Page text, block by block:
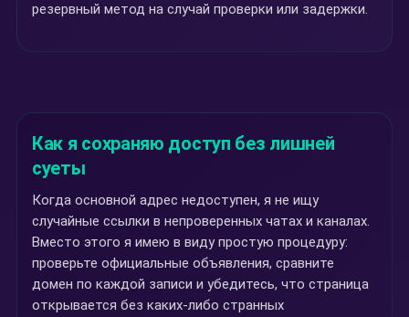
резервный метод на случай проверки или задержки.
Как я сохраняю доступ без лишней
суеты
Когда основной адрес недоступен, я не ищу
случайные ссылки в непроверенных чатах и каналах.
Вместо этого я имею в виду простую процедуру:
проверьте официальные объявления, сравните
домен по каждой записи и убедитесь, что страница
открывается без каких-либо странных